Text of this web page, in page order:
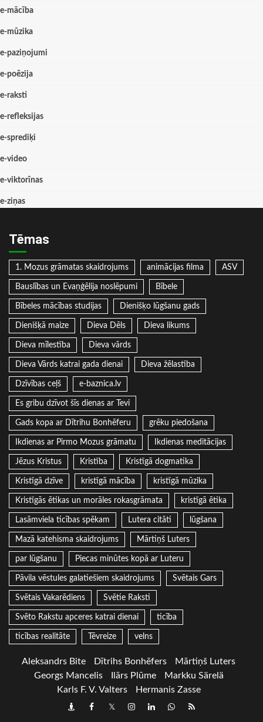
e-mācība
e-mūzika
e-paziņojumi
e-poēzija
e-raksti
e-refleksijas
e-sprediķi
e-video
e-viktorīnas
e-ziņas
Tēmas
1. Mozus grāmatas skaidrojums animācijas filma ASV
Bauslības un Evaņģēlija noslēpumi Bībele
Bībeles mācības studijas Dienišķo lūgšanu gads
Dienišķā maize Dieva Dēls Dieva likums
Dieva mīlestība Dieva vārds
Dieva Vārds katrai gada dienai Dieva žēlastība
Dzīvības ceļš e-baznica.lv
Es gribu dzīvot šīs dienas ar Tevi
Gads kopa ar Dītrihu Bonhēferu grēku piedošana
Ikdienas ar Pirmo Mozus grāmatu Ikdienas meditācijas
Jēzus Kristus Kristība Kristīgā dogmatika
Kristīgā dzīve kristīgā mācība kristīgā mūzika
Kristīgās ētikas un morāles rokasgrāmata kristīgā ētika
Lasāmviela ticības spēkam Lutera citāti lūgšana
Mazā katehisma skaidrojums Mārtiņš Luters
par lūgšanu Piecas minūtes kopā ar Luteru
Pāvila vēstules galatiešiem skaidrojums Svētais Gars
Svētais Vakarēdiens Svētie Raksti
Svēto Rakstu apceres katrai dienai ticība
ticības realitāte Tēvreize velns
Aleksandrs Bite Dītrihs Bonhēfers
Mārtiņš Luters
Georgs Mancelis
Ilārs Plūme
Markku Särelä
Karls F. V. Valters
Hermanis Zasse
DraugiemFacebook
TwitterInstagram
LinkedInwhatsapp
RSS